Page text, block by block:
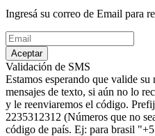
Ingresá su correo de Email para
Aceptar
Validación de SMS
Estamos esperando que valide
mensajes de texto, si aún no lo
y le reenviaremos el código.
2235312312 (Números que no
código de país. Ej: para brasil